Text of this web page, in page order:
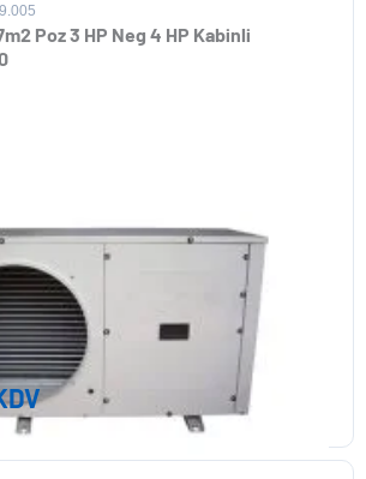
Poz 3 HP Neg 4 HP Kabinli